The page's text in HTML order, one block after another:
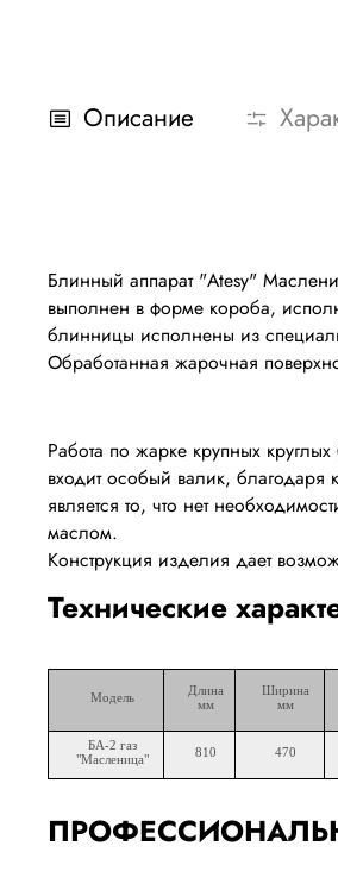
Описание
Блинный аппарат "Atesy"
выполнен в форме короба,
блинницы исполнены из
Обработанная жарочная
Работа по жарке крупных
входит особый валик,
является то, что нет
маслом.
Конструкция изделия дает
Технические
Модель
Длина
мм
Ширина
мм
БА-2 газ
"Масленица"
810 470